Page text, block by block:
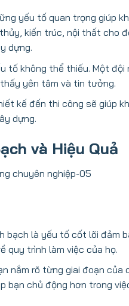
yếu tố quan trọng giúp
kiến trúc, nội thất
dựng.
tố không thể thiếu. Một
yên tâm và tin tưởng.
kế đến thi công sẽ giúp
dựng.
và Hiệu Quả
bạch là yếu tố cốt lõi đảm
quy trình làm việc của họ.
nắm rõ từng giai đoạn
bạn chủ động hơn trong